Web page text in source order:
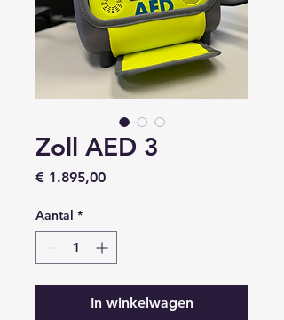
Zoll AED 3
€ 1.895,00Prijs
Aantal *
In winkelwagen